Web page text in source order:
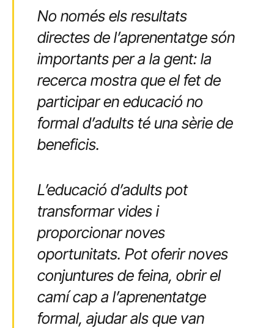
No només els resultats
directes de l’aprenentatge són
importants per a la gent: la
recerca mostra que el fet de
participar en educació no
formal d’adults té una sèrie de
beneficis.
L’educació d’adults pot
transformar vides i
proporcionar noves
oportunitats. Pot oferir noves
conjuntures de feina, obrir el
camí cap a l’aprenentatge
formal, ajudar als que van